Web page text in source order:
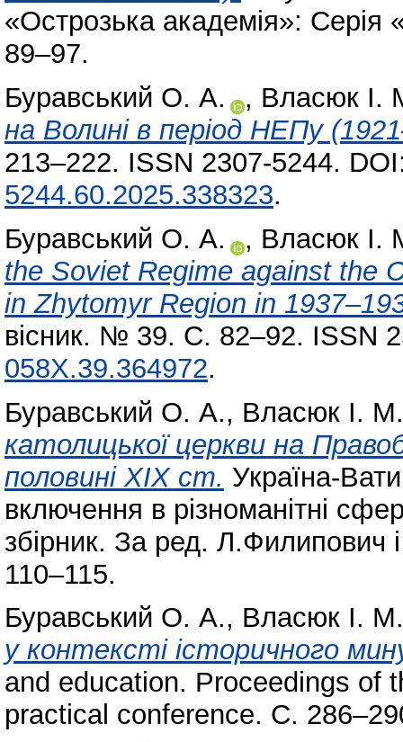
«Острозька академія»: Серія
89–97.
Буравський О. А.
, Власюк І.
на Волині в період НЕПу
213–222. ISSN 2307-5244.
5244.60.2025.338323.
Буравський О. А.
, Власюк І.
the Soviet Regime against the
in Zhytomyr Region in
вісник. № 39. С. 82–92. ISSN
058X.39.364972.
Буравський О. А., Власюк І. М.
католицької церкви на
половині ХІХ ст. Україна-
включення в різноманітні
збірник. За ред.
110–115.
Буравський О. А., Власюк І. М.
у контексті історичного
and education. Proceedings of
practical conference. С.